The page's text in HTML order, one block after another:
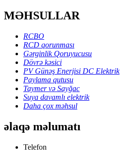
MƏHSULLAR
RCBO
RCD qorunması
Gərginlik Qoruyucusu
Dövrə kəsici
PV Günəş Enerjisi DC Elektrik
Paylama qutusu
Taymer və Sayğac
Suya davamlı elektrik
Daha çox məhsul
əlaqə məlumatı
Telefon